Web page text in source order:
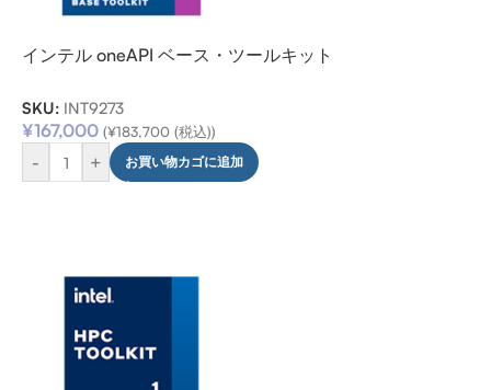
インテル oneAPI ベース・ツールキット
SKU: INT9273
¥167,000 (¥183,700 (税込))
- + お買い物カゴに追加